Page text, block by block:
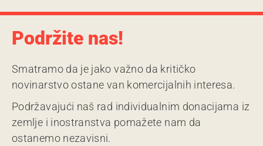
Podržite nas!
Smatramo da je jako važno da kritičko
novinarstvo ostane van komercijalnih interesa.
Podržavajući naš rad individualnim donacijama iz
zemlje i inostranstva pomažete nam da
ostanemo nezavisni.